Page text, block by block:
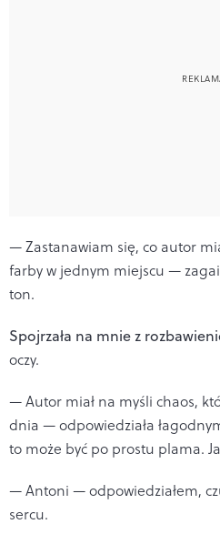
— Zastanawiam się, co autor
farby w jednym miejscu —
ton.
Spojrzała na mnie z
oczy.
— Autor miał na myśli chaos,
dnia — odpowiedziała
to może być po prostu plama.
— Antoni — odpowiedziałem,
sercu.